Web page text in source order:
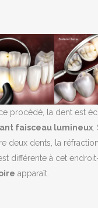
procédé, la dent est
faisceau lumineux
deux dents, la
différente à cet
apparaît.